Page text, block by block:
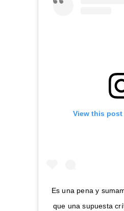
View this
Es una pena y
que una supuesta